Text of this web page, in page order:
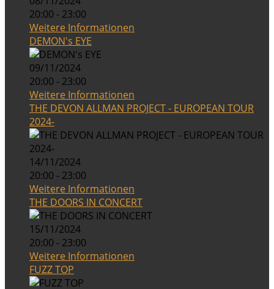
20:00 - 23:00
Weitere Informationen
DEMON's EYE
09/11/2024
20:00 - 23:00
Weitere Informationen
THE DEVON ALLMAN PROJECT - EUROPEAN TOUR
2024-
14/11/2024
20:00 - 23:00
Weitere Informationen
THE DOORS IN CONCERT
15/11/2024
20:00 - 23:00
Weitere Informationen
FUZZ TOP